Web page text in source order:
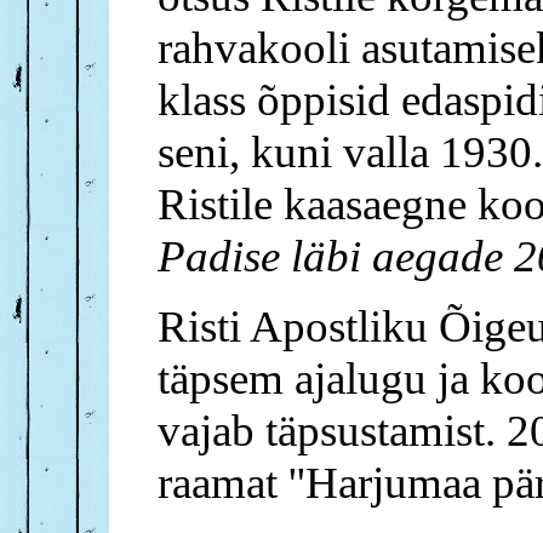
rahvakooli
klass õppisid
seni, kuni valla
Ristile kaasaegne
Padise läbi aegade
Risti Apostliku
täpsem ajalugu ja
vajab täpsustamist.
raamat ''Harjumaa